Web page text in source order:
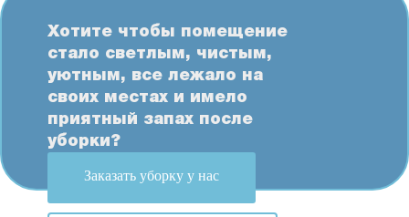
Хотите чтобы помещение
стало светлым, чистым,
уютным, все лежало на
своих местах и имело
приятный запах после
уборки?
Заказать уборку у нас